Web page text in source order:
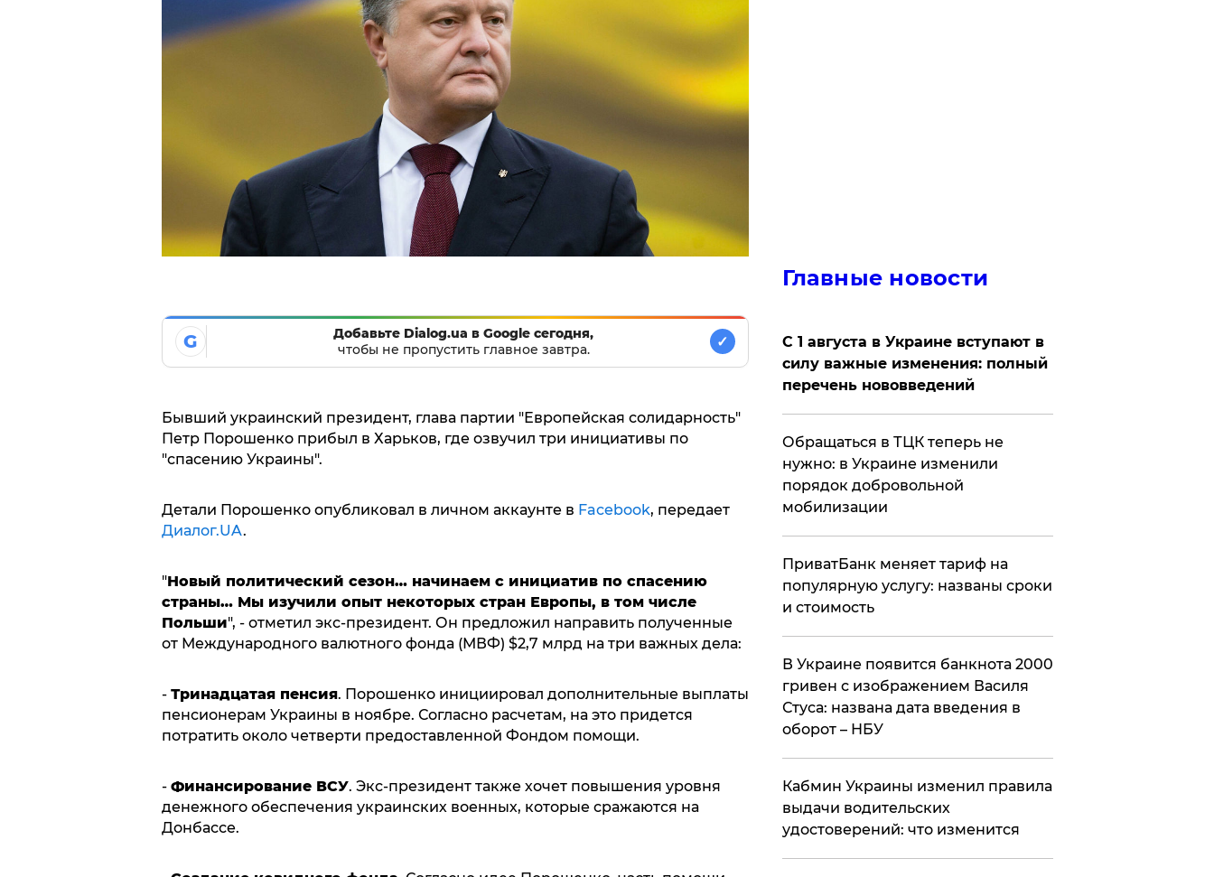
G
Добавьте Dialog.ua в Google сегодня,
чтобы не пропустить главное завтра.
✓
Бывший украинский президент, глава партии "Европейская солидарность"
Петр Порошенко прибыл в Харьков, где озвучил три инициативы по
"спасению Украины".
Детали Порошенко опубликовал в личном аккаунте в Facebook, передает
Диалог.UA.
"Новый политический сезон… начинаем с инициатив по спасению
страны… Мы изучили опыт некоторых стран Европы, в том числе
Польши", - отметил экс-президент. Он предложил направить полученные
от Международного валютного фонда (МВФ) $2,7 млрд на три важных дела:
- Тринадцатая пенсия. Порошенко инициировал дополнительные выплаты
пенсионерам Украины в ноябре. Согласно расчетам, на это придется
потратить около четверти предоставленной Фондом помощи.
- Финансирование ВСУ. Экс-президент также хочет повышения уровня
денежного обеспечения украинских военных, которые сражаются на
Донбассе.
Главные новости
С 1 августа в Украине вступают в
силу важные изменения: полный
перечень нововведений
Обращаться в ТЦК теперь не
нужно: в Украине изменили
порядок добровольной
мобилизации
ПриватБанк меняет тариф на
популярную услугу: названы сроки
и стоимость
В Украине появится банкнота 2000
гривен с изображением Василя
Стуса: названа дата введения в
оборот – НБУ
Кабмин Украины изменил правила
выдачи водительских
удостоверений: что изменится